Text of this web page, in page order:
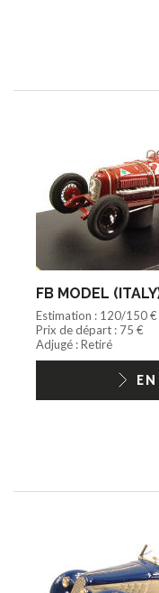
FB MODEL
Estimation : 120/150 €
Prix de départ : 75 €
Adjugé : Retiré